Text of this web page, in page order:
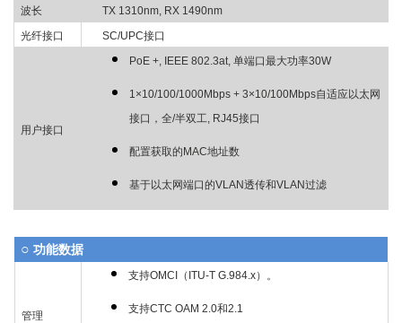
波长
TX 1310nm, RX 1490nm
光纤接口
SC/UPC接口
用户接口
PoE +, IEEE 802.3at, 单端口最大功率30W
1×10/100/1000Mbps + 3×10/100Mbps自适应以太网
接口 ， 全/半双工, RJ45接口
配置获取的MAC地址数
基于以太网端口的VLAN透传和VLAN过滤
○ 功能数据
管理
支持OMCI（ITU-T G.984.x）。
支持CTC OAM 2.0和2.1